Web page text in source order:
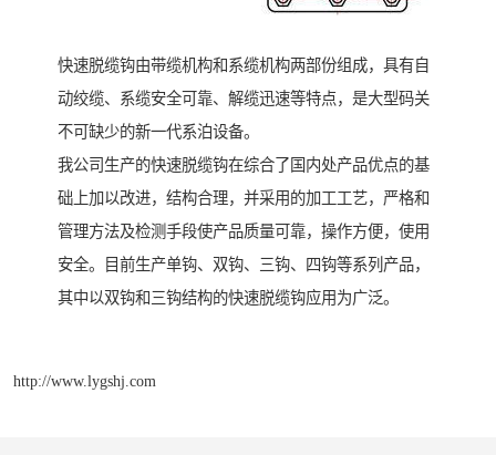
快速脱缆钩由带缆机构和系缆机构两部份组成，具有自
动绞缆、系缆安全可靠、解缆迅速等特点，是大型码关
不可缺少的新一代系泊设备。
我公司生产的快速脱缆钩在综合了国内处产品优点的基
础上加以改进，结构合理，并采用的加工工艺，严格和
管理方法及检测手段使产品质量可靠，操作方便，使用
安全。目前生产单钩、双钩、三钩、四钩等系列产品，
其中以双钩和三钩结构的快速脱缆钩应用为广泛。
http://www.lygshj.com